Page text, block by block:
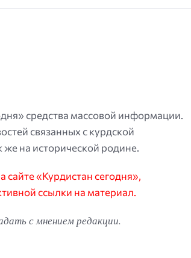
средства массовой информации.
связанных с курдской
же на исторической родине.
«Курдистан сегодня»,
ссылки на материал.
с мнением редакции.